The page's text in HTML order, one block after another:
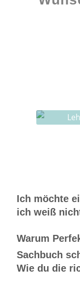
Ich möchte
ich weiß
Warum
Sachbuch
Wie du die